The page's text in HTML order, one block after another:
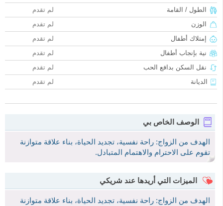
الطول / القامة
لم تقدم
الوزن
لم تقدم
إمتلاك أطفال
لم تقدم
نية بإنجاب أطفال
لم تقدم
نقل السكن بدافع الحب
لم تقدم
الديانة
لم تقدم
الوصف الخاص بي
الهدف من الزواج: راحة نفسية، تجديد الحياة، بناء علاقة متوازنة
تقوم على الاحترام والاهتمام المتبادل.
الميزات التي أريدها عند شريكي
الهدف من الزواج: راحة نفسية، تجديد الحياة، بناء علاقة متوازنة